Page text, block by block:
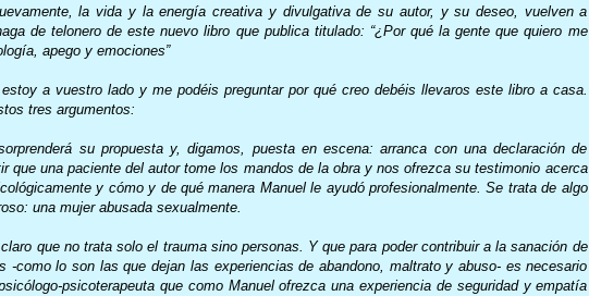
la vida y la energía creativa y divulgativa de su autor, y su deseo, vuelven a
de telonero de este nuevo libro que publica titulado: “¿Por qué la gente que quiero me
apego y emociones”
a vuestro lado y me podéis preguntar por qué creo debéis llevaros este libro a casa.
tres argumentos:
su propuesta y, digamos, puesta en escena: arranca con una declaración de
que una paciente del autor tome los mandos de la obra y nos ofrezca su testimonio acerca
y cómo y de qué manera Manuel le ayudó profesionalmente. Se trata de algo
una mujer abusada sexualmente.
que no trata solo el trauma sino personas. Y que para poder contribuir a la sanación de
-como lo son las que dejan las experiencias de abandono, maltrato y abuso- es necesario
psicoterapeuta que como Manuel ofrezca una experiencia de seguridad y empatía